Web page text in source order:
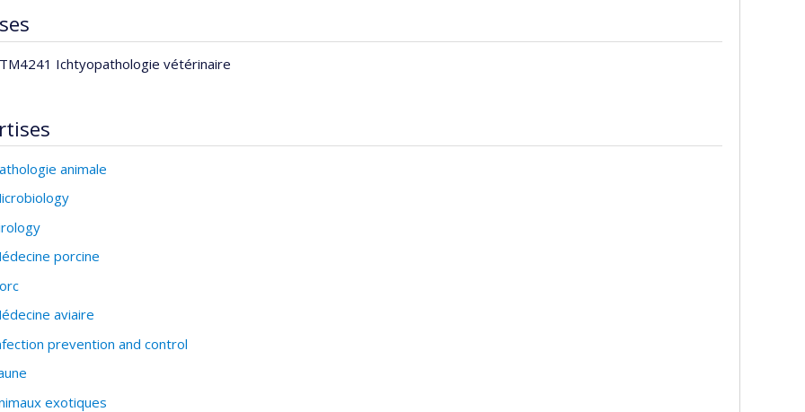
Ichtyopathologie vétérinaire
animale
porcine
aviaire
prevention and control
exotiques